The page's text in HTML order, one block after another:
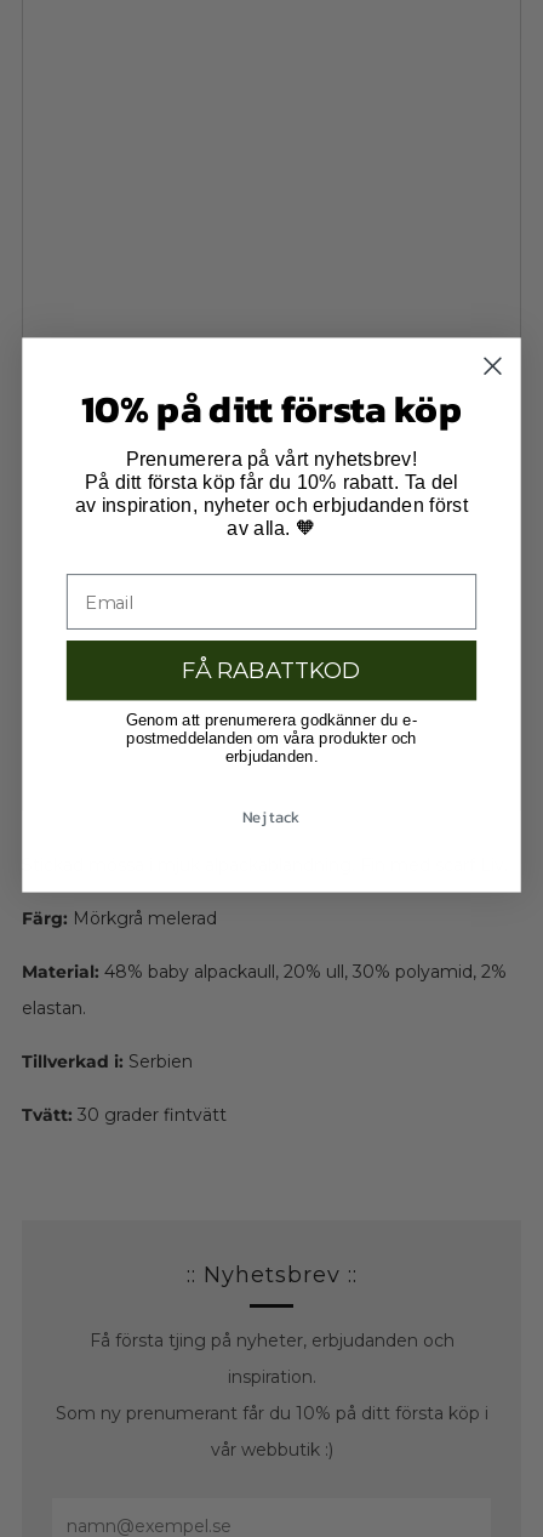
Färg: Mörkgrå melerad
Material: 48% baby alpackaull, 20% ull, 30% polyamid, 2%
elastan.
Tillverkad i: Serbien
Tvätt: 30 grader fintvätt
:: Nyhetsbrev ::
Få första tjing på nyheter, erbjudanden och
inspiration.
Som ny prenumerant får du 10% på ditt första köp i
vår webbutik :)
10% på ditt första köp
Prenumerera på vårt nyhetsbrev!
På ditt första köp får du 10% rabatt. Ta del
av inspiration, nyheter och erbjudanden först
av alla. 🧡
FÅ RABATTKOD
Genom att prenumerera godkänner du e-
postmeddelanden om våra produkter och
erbjudanden.
Nej tack